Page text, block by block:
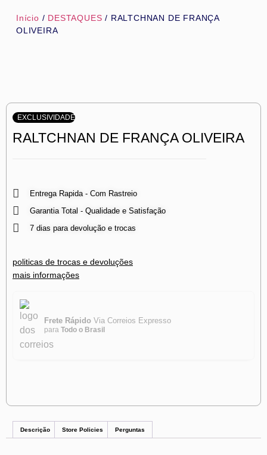
Início / DESTAQUES / RALTCHNAN DE FRANÇA
OLIVEIRA
EXCLUSIVIDADE
RALTCHNAN DE FRANÇA OLIVEIRA
Entrega Rapida - Com Rastreio
Garantia Total - Qualidade e Satisfação
7 dias para devolução e trocas
politicas de trocas e devoluções
mais informações
Frete Rápido Via Correios Expresso
para Todo o Brasil
Descrição Store Policies Perguntas